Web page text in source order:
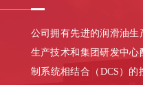
公司拥有先进的润滑油
生产技术和集团研发中
制系统相结合（DCS）的